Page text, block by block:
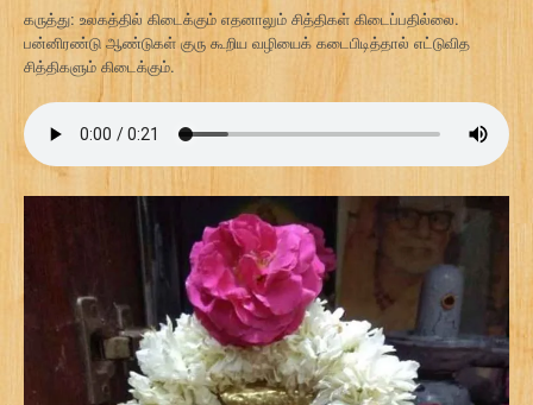
கருத்து: உலகத்தில் கிடைக்கும் எதனாலும் சித்திகள் கிடைப்பதில்லை.
பன்னிரண்டு ஆண்டுகள் குரு கூறிய வழியைக் கடைபிடித்தால் எட்டுவித
சித்திகளும் கிடைக்கும்.